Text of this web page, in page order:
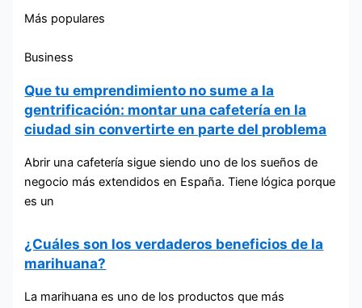
Más populares
Business
Que tu emprendimiento no sume a la
gentrificación: montar una cafetería en la
ciudad sin convertirte en parte del problema
Abrir una cafetería sigue siendo uno de los sueños de
negocio más extendidos en España. Tiene lógica porque
es un
¿Cuáles son los verdaderos beneficios de la
marihuana?
La marihuana es uno de los productos que más